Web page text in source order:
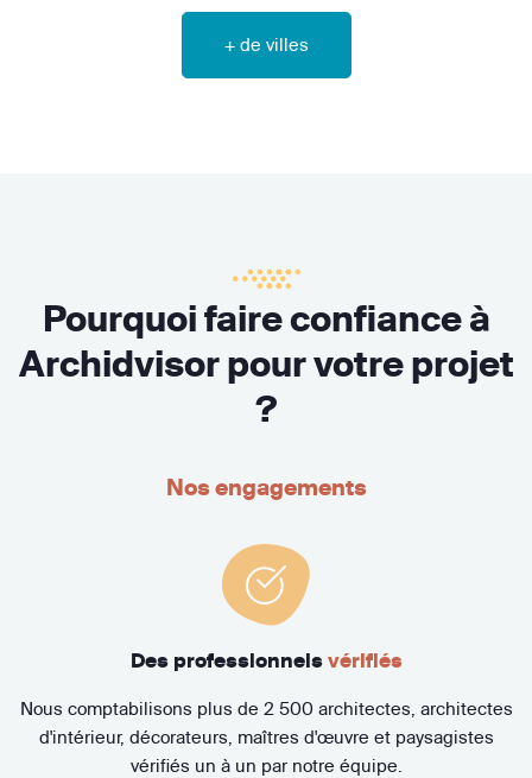
+ de villes
Pourquoi faire confiance à
Archidvisor pour votre projet
?
Nos engagements
Des professionnels vérifiés
Nous comptabilisons plus de 2 500 architectes, architectes
d'intérieur, décorateurs, maîtres d'œuvre et paysagistes
vérifiés un à un par notre équipe.